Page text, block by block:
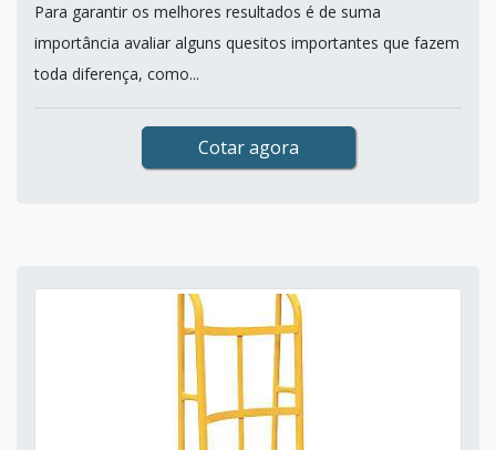
Para garantir os melhores resultados é de suma
importância avaliar alguns quesitos importantes que fazem
toda diferença, como...
Cotar agora